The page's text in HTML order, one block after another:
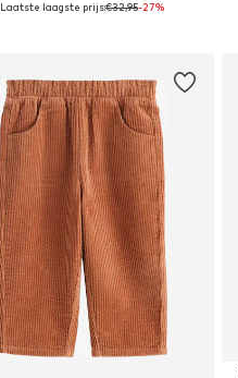
Beschikbaar in vele maten
Laatste laagste prijs:€32,95-27%